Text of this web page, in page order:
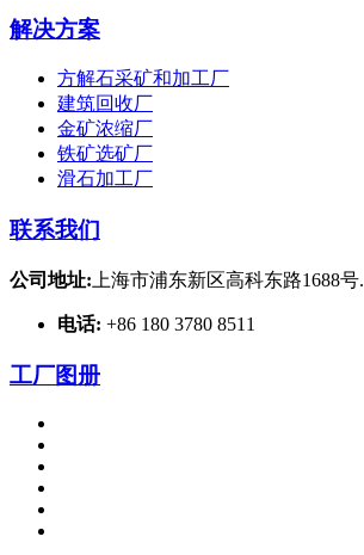
解决方案
方解石采矿和加工厂
建筑回收厂
金矿浓缩厂
铁矿选矿厂
滑石加工厂
联系我们
公司地址: 上海市浦东新区高科东路1688号.
电话: +86 180 3780 8511
工厂图册